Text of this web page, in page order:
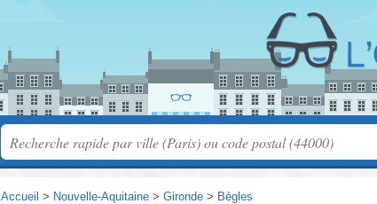
Accueil > Nouvelle-Aquitaine > Gironde > Bègles